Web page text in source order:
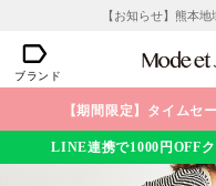
【お知らせ】熊本
ブランド
【期間限定】タイムセ
LINE連携で1000円OFF